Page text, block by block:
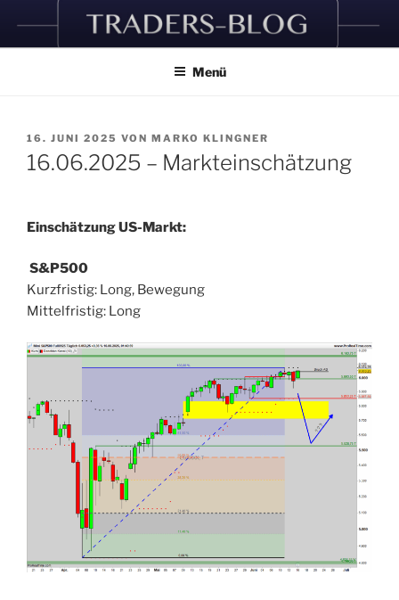
Inhalt
springen
Menü
VERÖFFENTLICHT
AM
16. JUNI 2025 VON MARKO KLINGNER
16.06.2025 – Markteinschätzung
Einschätzung US-Markt:
S&P500
Kurzfristig: Long, Bewegung
Mittelfristig: Long